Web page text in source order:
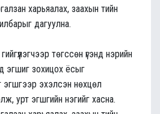
харьяалах, заахын тийн
дагуулна.
төгссөн үгэнд нэрийн
эгшиг зохицох ёсыг
эхэлсэн нөхцөл
урт эгшгийн нэгийг хасна.